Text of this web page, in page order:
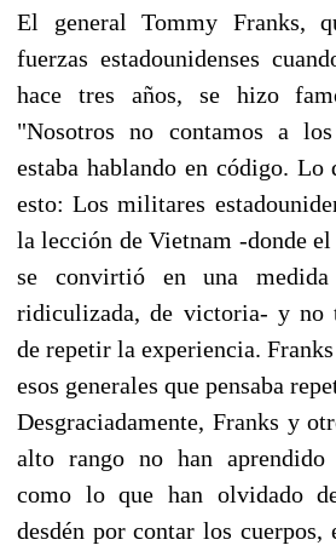
El general Tommy Franks,
fuerzas estadounidenses
hace tres años, se hizo
"Nosotros no contamos a
estaba hablando en código. Lo
esto: Los militares
la lección de Vietnam -donde el
se convirtió en una medida
ridiculizada, de victoria- y no
de repetir la experiencia.
esos generales que pensaba
Desgraciadamente, Franks y
alto rango no han
como lo que han olvidado
desdén por contar los cuerpos,